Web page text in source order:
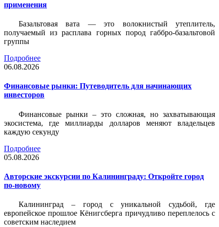
применения
Базальтовая вата — это волокнистый утеплитель,
получаемый из расплава горных пород габбро-базальтовой
группы
Подробнее
06.08.2026
Финансовые рынки: Путеводитель для начинающих
инвесторов
Финансовые рынки – это сложная, но захватывающая
экосистема, где миллиарды долларов меняют владельцев
каждую секунду
Подробнее
05.08.2026
Авторские экскурсии по Калининграду: Откройте город
по-новому
Калининград – город с уникальной судьбой, где
европейское прошлое Кёнигсберга причудливо переплелось с
советским наследием